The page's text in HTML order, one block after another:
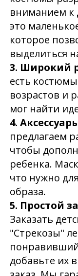
вниманием к
это
которое
выделиться
3. Широкий
есть
возрастов и
мог найти
4.
предлагаем
чтобы
ребенка.
что нужно
образа.
5. Простой
Заказать
"Стрекозы"
добавьте их